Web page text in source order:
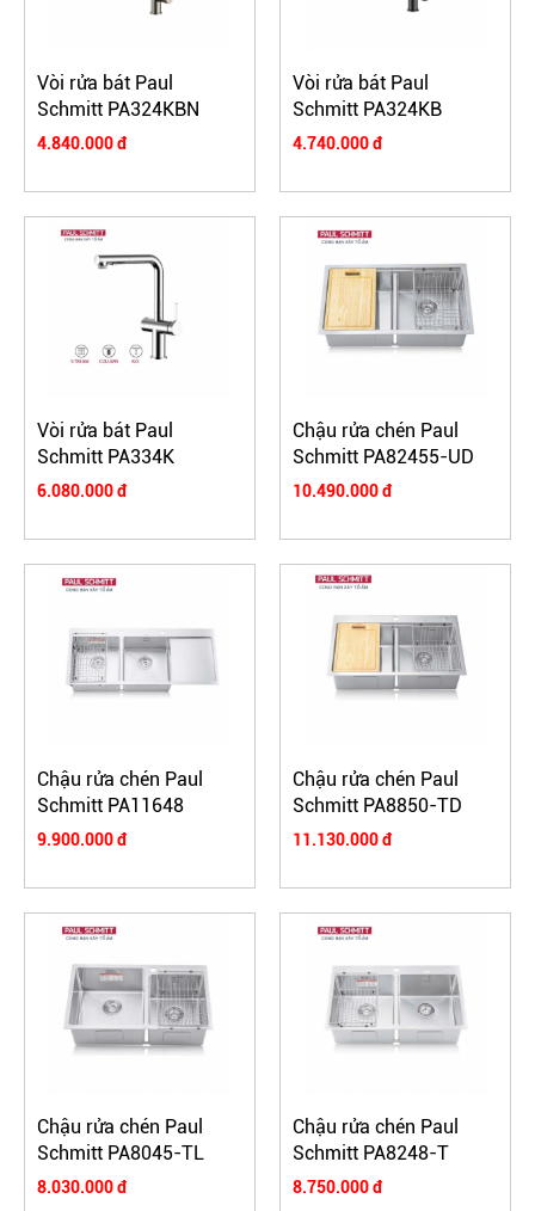
Vòi rửa bát Paul
Schmitt PA324KBN
4.840.000 đ
Vòi rửa bát Paul
Schmitt PA324KB
4.740.000 đ
Vòi rửa bát Paul
Schmitt PA334K
6.080.000 đ
Chậu rửa chén Paul
Schmitt PA82455-UD
10.490.000 đ
Chậu rửa chén Paul
Schmitt PA11648
9.900.000 đ
Chậu rửa chén Paul
Schmitt PA8850-TD
11.130.000 đ
Chậu rửa chén Paul
Schmitt PA8045-TL
8.030.000 đ
Chậu rửa chén Paul
Schmitt PA8248-T
8.750.000 đ